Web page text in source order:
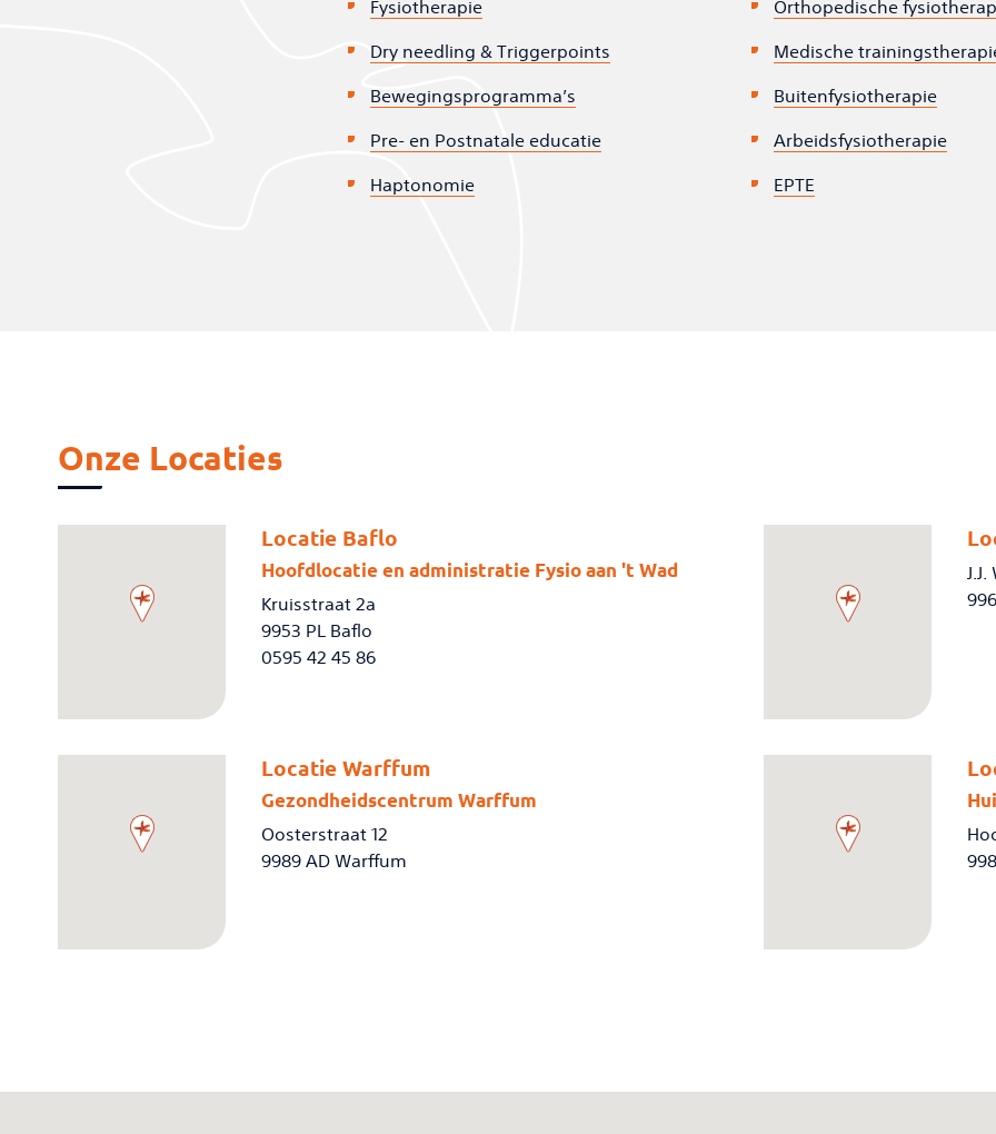
Fysiotherapie
Orthopedische
Dry needling & Triggerpoints
Medische
Bewegingsprogramma’s
Buitenfysiotherapie
Pre- en Postnatale educatie
Arbeidsfysiotherapie
Haptonomie
EPTE
Onze Locaties
Locatie Baflo
Hoofdlocatie en administratie Fysio aan 't Wad
Kruisstraat 2a
9953 PL Baflo
0595 42 45 86
Locatie Warffum
Gezondheidscentrum Warffum
Oosterstraat 12
9989 AD Warffum